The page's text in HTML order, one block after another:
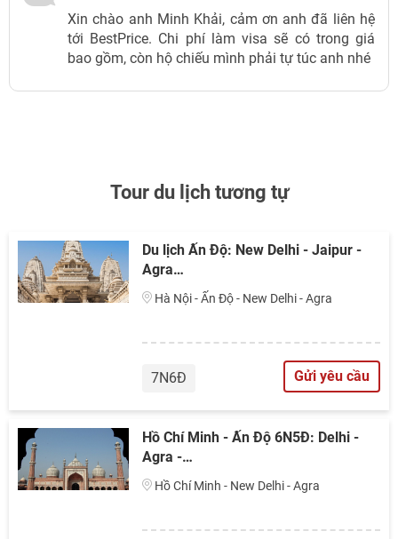
Xin chào anh Minh Khải, cảm ơn anh đã liên hệ
tới BestPrice. Chi phí làm visa sẽ có trong giá
bao gồm, còn hộ chiếu mình phải tự túc anh nhé
Tour du lịch tương tự
Du lịch Ấn Độ: New Delhi - Jaipur -
Agra…
Hà Nội - Ấn Độ - New Delhi - Agra
7N6Đ Gửi yêu cầu
Hồ Chí Minh - Ấn Độ 6N5Đ: Delhi -
Agra -…
Hồ Chí Minh - New Delhi - Agra